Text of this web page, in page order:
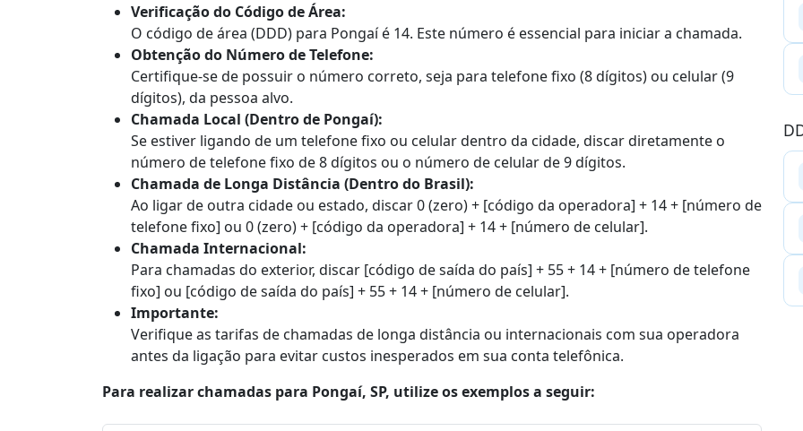
Verificação do Código de Área:
O código de área (DDD) para Pongaí é 14. Este número é essencial para iniciar a chamada.
Obtenção do Número de Telefone:
Certifique-se de possuir o número correto, seja para telefone fixo (8 dígitos) ou celular (9
dígitos), da pessoa alvo.
Chamada Local (Dentro de Pongaí):
Se estiver ligando de um telefone fixo ou celular dentro da cidade, discar diretamente o
número de telefone fixo de 8 dígitos ou o número de celular de 9 dígitos.
Chamada de Longa Distância (Dentro do Brasil):
Ao ligar de outra cidade ou estado, discar 0 (zero) + [código da operadora] + 14 + [número de
telefone fixo] ou 0 (zero) + [código da operadora] + 14 + [número de celular].
Chamada Internacional:
Para chamadas do exterior, discar [código de saída do país] + 55 + 14 + [número de telefone
fixo] ou [código de saída do país] + 55 + 14 + [número de celular].
Importante:
Verifique as tarifas de chamadas de longa distância ou internacionais com sua operadora
antes da ligação para evitar custos inesperados em sua conta telefônica.
Para realizar chamadas para Pongaí, SP, utilize os exemplos a seguir: